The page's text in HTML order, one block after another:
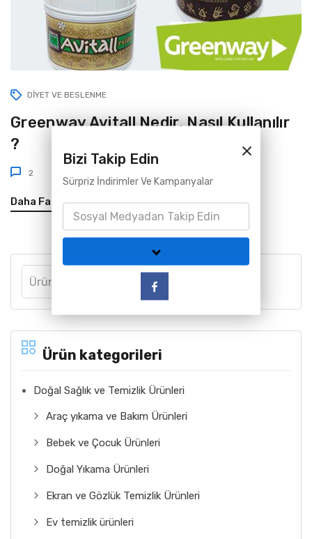
Ürün kategorileri
Doğal Sağlık ve Temizlik Ürünleri
Araç yıkama ve Bakım Ürünleri
Bebek ve Çocuk Ürünleri
Doğal Yıkama Ürünleri
Ekran ve Gözlük Temizlik Ürünleri
Ev temizlik ürünleri
DIYET VE BESLENME
Greenway Avitall Nedir, Nasıl Kullanılır
?
2
Daha Fazla
Bizi Takip Edin
Sürpriz İndirimler Ve Kampanyalar